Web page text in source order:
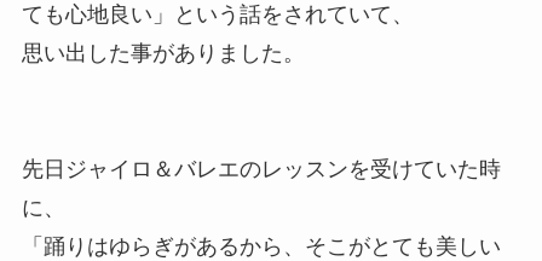
ても心地良い」という話をされていて、
思い出した事がありました。
先日ジャイロ＆バレエのレッスンを受けていた時
に、
「踊りはゆらぎがあるから、そこがとても美しい